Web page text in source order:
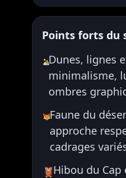
Points forts du
Dunes, lignes
minimalisme,
ombres
Faune du
approche
cadrages
Hibou du Cap